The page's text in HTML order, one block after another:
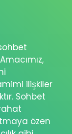
ilişkiler
Sohbet
özen